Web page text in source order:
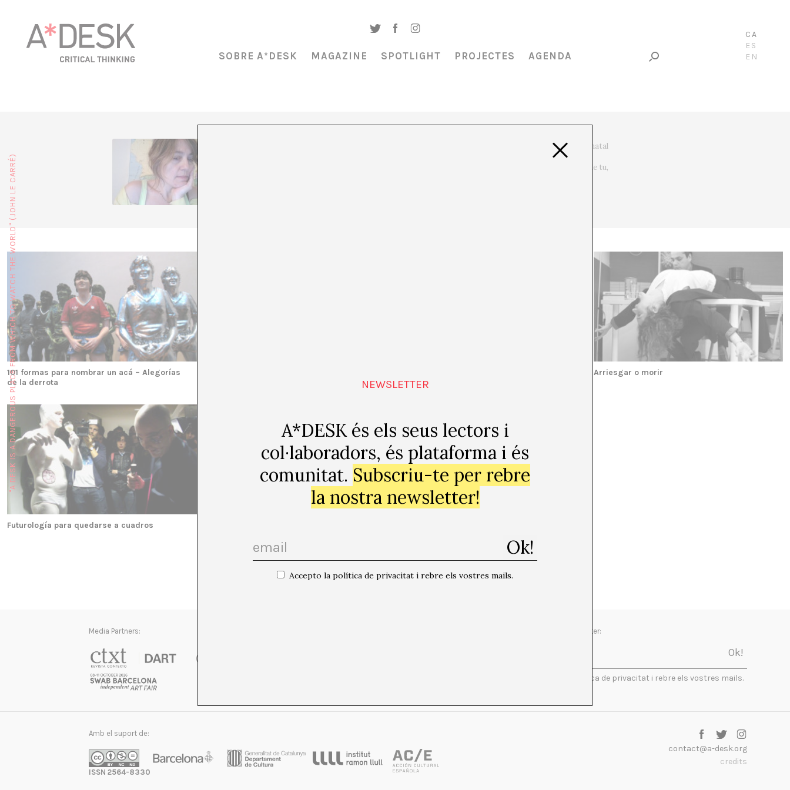
CA
ES
EN
SOBRE A*DESK MAGAZINE SPOTLIGHT PROJECTES AGENDA
Andrea Pacheco va néixer a Santiago de Xile, va viure 14 anys a Madrid i va retornar a la seva ciutat natal
no fa gaire. El seu interès en el treball dels artistes contemporanis és sincer i profund. Quan escriu
sobre algun d’ells, té sempre en ment la cèlebre frase de Salvador Dalí: allò important és que parlin de tu,
101 formas para nombrar un acá – Alegorías
de la derrota
Arriesgar o morir
Futurología para quedarse a cuadros
Media Partners: Newsletter:
Accepto la política de privacitat i rebre els vostres mails.
Amb el suport de:
ISSN 2564-8330
contact@a-desk.org
credits
NEWSLETTER
A*DESK és els seus lectors i
col·laboradors, és plataforma i és
comunitat. Subscriu-te per rebre
la nostra newsletter!
Accepto la política de privacitat i rebre els vostres mails.
"A DESK IS A DANGEROUS PLACE FROM WHICH TO WATCH THE WORLD" (JOHN LE CARRÉ)